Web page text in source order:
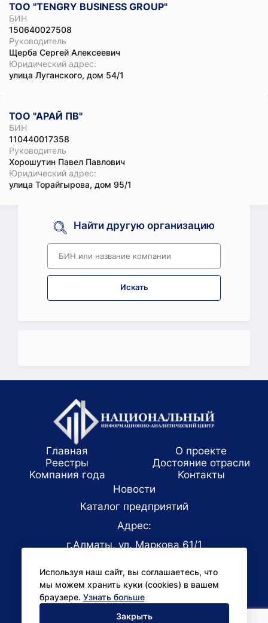
ТОО "TENGRY BUSINESS GROUP"
БИН
150640027508
Руководитель
Щерба Сергей Алексеевич
Юридический адрес:
улица Луганского, дом 54/1
ТОО "АРАЙ ПВ"
БИН
110440017358
Руководитель
Хорошутин Павел Павлович
Юридический адрес:
улица Торайгырова, дом 95/1
Найти другую организацию
Искать
Используя наш сайт, вы соглашаетесь, что
мы можем хранить куки (cookies) в вашем
браузере. Узнать больше
Закрыть
Главная
О проекте
Реестры
Достояние отрасли
Компания года
Koнтaкты
Новости
Каталог предприятий
Адрес:
г.Алматы, ул. Маркова 61/1
office@niac.kz
Для СМИ:
pr@niac.kz